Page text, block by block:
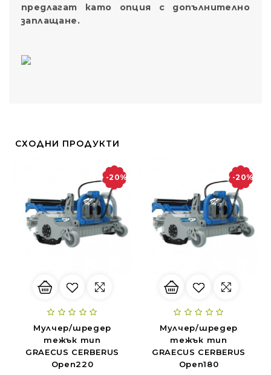
предлагат като опция с допълнително
заплащане.
СХОДНИ ПРОДУКТИ
-20%
Мулчер/шредер
тежък тип
GRAECUS CERBERUS
Open220
-20%
Мулчер/шредер
тежък тип
GRAECUS CERBERUS
Open180